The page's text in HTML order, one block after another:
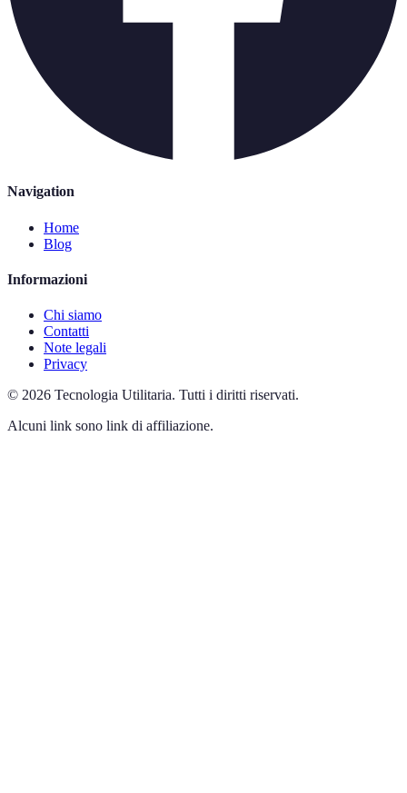
Navigation
Home
Blog
Informazioni
Chi siamo
Contatti
Note legali
Privacy
© 2026 Tecnologia Utilitaria. Tutti i diritti riservati.
Alcuni link sono link di affiliazione.